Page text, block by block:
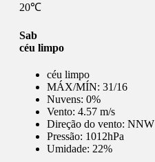
20℃
Sab
céu limpo
céu limpo
MÁX/MÍN: 31/16
Nuvens: 0%
Vento: 4.57 m/s
Direção do vento: NNW
Pressão: 1012hPa
Umidade: 22%